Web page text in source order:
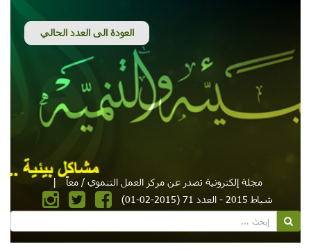
مجلة إلكترونية تصدر عن مركز العمل التنموي / معاً
|
شباط 2015 - العدد 71 (2015-02-01)